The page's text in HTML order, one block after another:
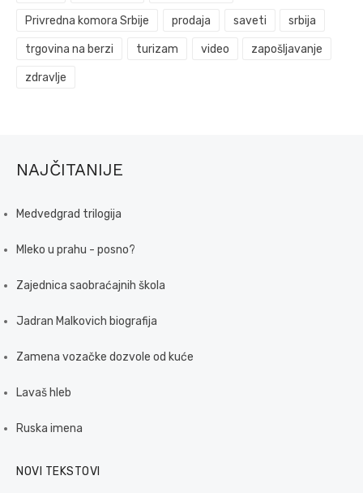
Privredna komora Srbije prodaja saveti srbija
trgovina na berzi turizam video zapošljavanje
zdravlje
NAJČITANIJE
Medvedgrad trilogija
Mleko u prahu - posno?
Zajednica saobraćajnih škola
Jadran Malkovich biografija
Zamena vozačke dozvole od kuće
Lavaš hleb
Ruska imena
NOVI TEKSTOVI